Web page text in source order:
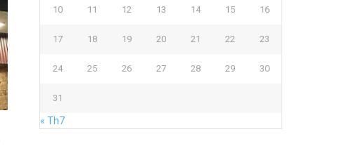
10 11 12 13 14 15 16
17 18 19 20 21 22 23
24 25 26 27 28 29 30
31
« Th7